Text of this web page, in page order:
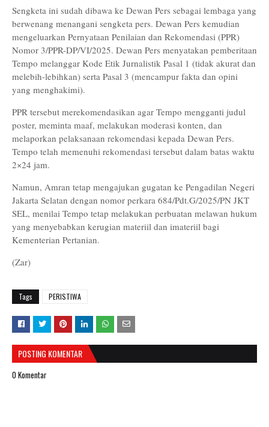
Sengketa ini sudah dibawa ke Dewan Pers sebagai lembaga yang
berwenang menangani sengketa pers. Dewan Pers kemudian
mengeluarkan Pernyataan Penilaian dan Rekomendasi (PPR)
Nomor 3/PPR-DP/VI/2025. Dewan Pers menyatakan pemberitaan
Tempo melanggar Kode Etik Jurnalistik Pasal 1 (tidak akurat dan
melebih-lebihkan) serta Pasal 3 (mencampur fakta dan opini
yang menghakimi).
PPR tersebut merekomendasikan agar Tempo mengganti judul
poster, meminta maaf, melakukan moderasi konten, dan
melaporkan pelaksanaan rekomendasi kepada Dewan Pers.
Tempo telah memenuhi rekomendasi tersebut dalam batas waktu
2×24 jam.
Namun, Amran tetap mengajukan gugatan ke Pengadilan Negeri
Jakarta Selatan dengan nomor perkara 684/Pdt.G/2025/PN JKT
SEL, menilai Tempo tetap melakukan perbuatan melawan hukum
yang menyebabkan kerugian materiil dan imateriil bagi
Kementerian Pertanian.
(Zar)
Tags PERISTIWA
POSTING KOMENTAR
0 Komentar